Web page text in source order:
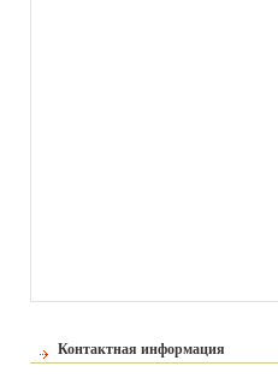
Контактная информация